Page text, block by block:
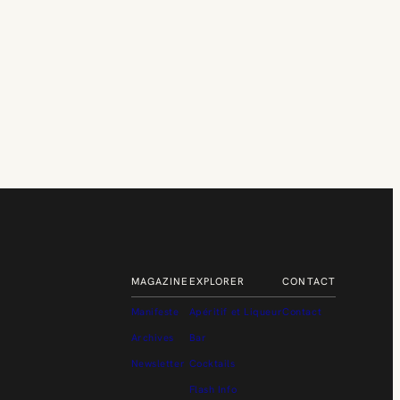
MAGAZINE
Manifeste
Archives
Newsletter
EXPLORER
Apéritif et Liqueur
Bar
Cocktails
Flash Info
CONTACT
Contact